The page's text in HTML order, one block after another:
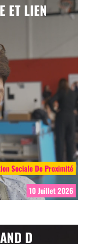
ET LIEN
Sociale De Proximité
10 Juillet 2026
D